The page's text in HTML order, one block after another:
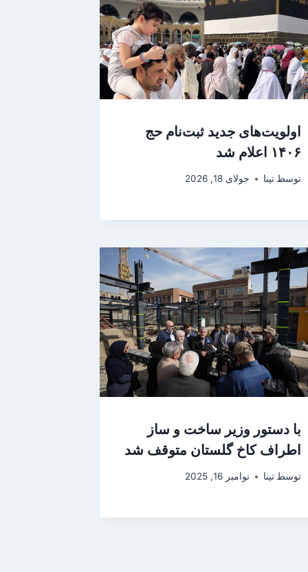
اولویت‌های جدید ثبت‌نام حج
۱۴۰۶ اعلام شد
توسط تینا جولای 18, 2026
با دستور وزیر ساخت و ساز
اطراف کاخ گلستان متوقف شد
توسط تینا نوامبر 16, 2025